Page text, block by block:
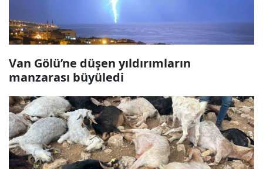
Van Gölü’ne düşen yıldırımların
manzarası büyüledi